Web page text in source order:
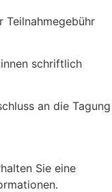
Teilnahmegebühr
schriftlich
an die Tagung
Sie eine